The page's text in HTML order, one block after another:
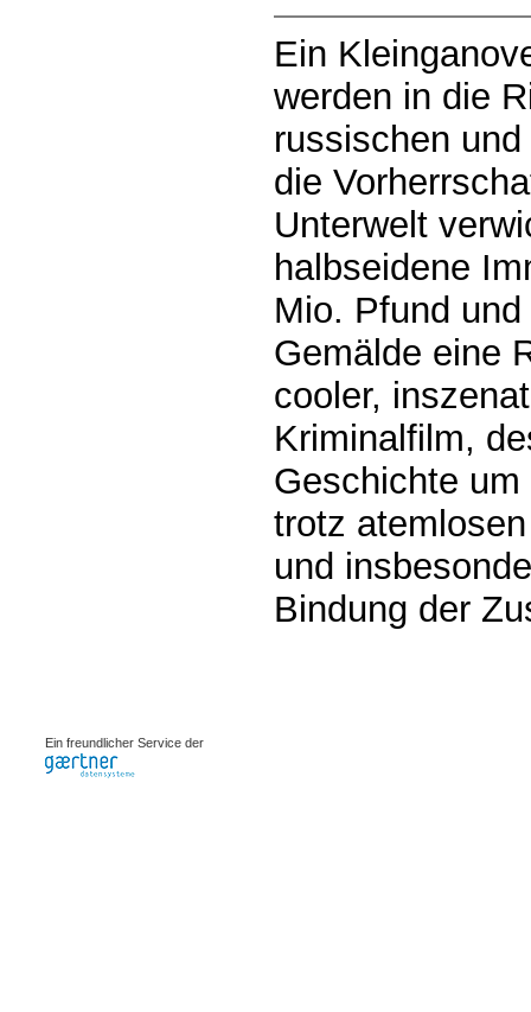
Ein
werden in die
russischen
die
Unterwelt
halbseidene
Mio. Pfund
Gemälde eine
cooler,
Kriminalfilm,
Geschichte
trotz
und
Bindung der
Ein freundlicher Service der